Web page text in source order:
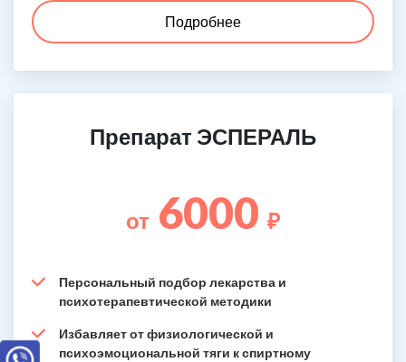
Подробнее
Препарат ЭСПЕРАЛЬ
от 6000 ₽
Персональный подбор лекарства и
психотерапевтической методики
Избавляет от физиологической и
психоэмоциональной тяги к спиртному